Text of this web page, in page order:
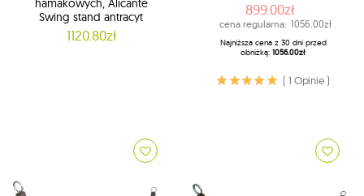
hamakowych, Alicante
Swing stand antracyt
1120.80zł
899.00zł
cena regularna: 1056.00zł
Najniższa cena z 30 dni przed
obniżką: 1056.00zł
( 1 Opinie )